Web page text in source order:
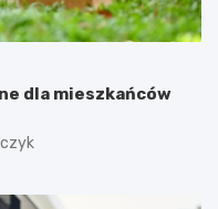
dla mieszkańców